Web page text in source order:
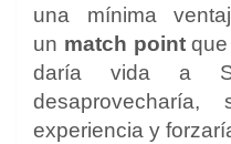
una mínima
un match pointque
daría vida a
experiencia y